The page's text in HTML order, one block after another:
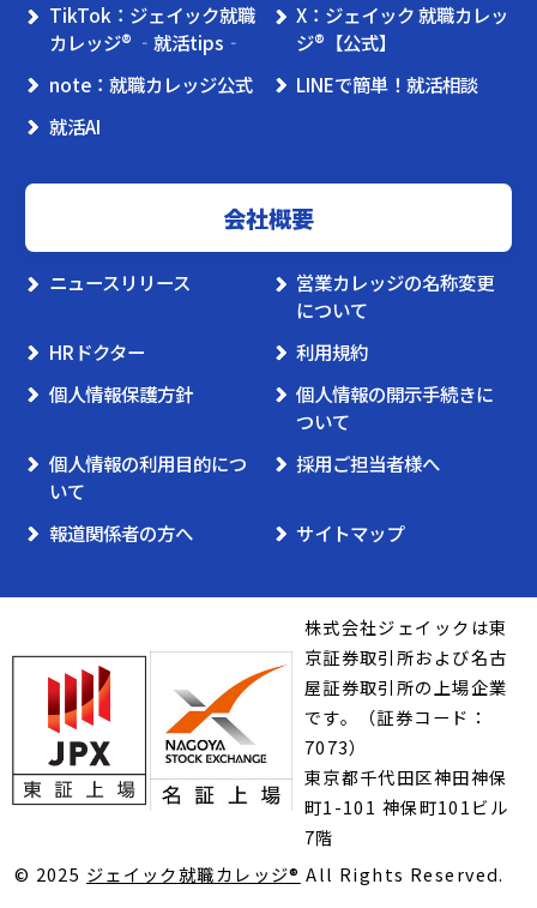
TikTok：ジェイック就職
カレッジ® ‐就活tips‐
X：ジェイック 就職カレッ
ジ®【公式】
note：就職カレッジ公式
LINEで簡単！就活相談
就活AI
会社概要
ニュースリリース
営業カレッジの名称変更
について
HRドクター
利用規約
個人情報保護方針
個人情報の開示手続きに
ついて
個人情報の利用目的につ
いて
採用ご担当者様へ
報道関係者の方へ サイトマップ
株式会社ジェイックは東
京証券取引所および名古
屋証券取引所の上場企業
です。（証券コード：
7073）
東京都千代田区神田神保
町1-101 神保町101ビル
7階
© 2025 ジェイック就職カレッジ®︎ All Rights Reserved.